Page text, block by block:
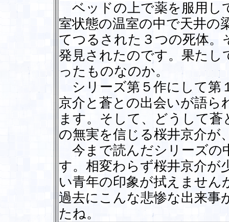
ベッドの上で薬を服用し
室状態の温室の中で天井の
てつるされた３つの死体
発見されたのです。果たし
ったものなのか。
シリーズ第５作にして第
京介と蒼との出会いが語ら
ます。そして、どうして
の無実を信じる桜井京介が
今まで読んだシリーズの
す。相変わらず桜井京介が
い青年の印象が拭えません
過去にこんな悲惨な出来
たね。